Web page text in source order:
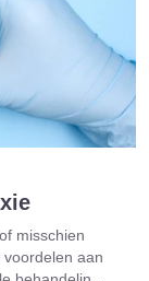
misschien
aan